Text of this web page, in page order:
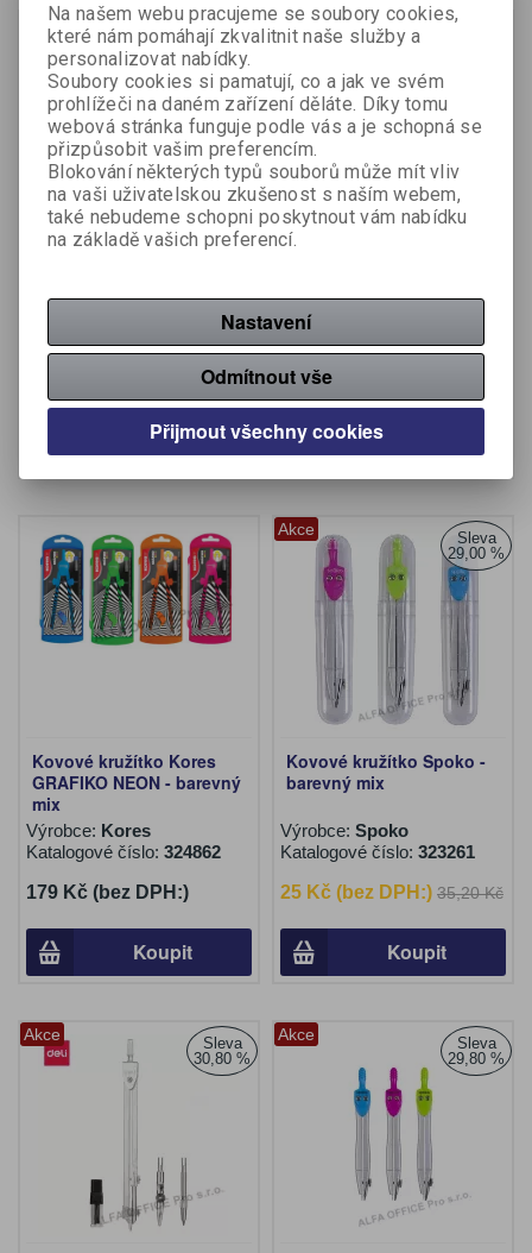
Kovové kružítko 4501
Katalogové číslo:323850
45,50 Kč (bez DPH:)
Koupit
Výrobce:
Katalogové číslo:324861
157 Kč (bez DPH:)
Kovové kružítko Kores
GRAFIKO NEON - barevný
mix
Výrobce: Kores
Katalogové číslo: 324862
179 Kč (bez DPH:)
Koupit
Akce
Sleva
29,00 %
Kovové kružítko Spoko -
barevný mix
Výrobce: Spoko
Katalogové číslo: 323261
25 Kč (bez DPH:) 35,20 Kč
Koupit
Akce
Sleva
30,80 %
Akce
Sleva
29,80 %
Na našem webu pracujeme se soubory cookies,
které nám pomáhají zkvalitnit naše služby a
personalizovat nabídky.
Soubory cookies si pamatují, co a jak ve svém
prohlížeči na daném zařízení děláte. Díky tomu
webová stránka funguje podle vás a je schopná se
přizpůsobit vašim preferencím.
Blokování některých typů souborů může mít vliv
na vaši uživatelskou zkušenost s naším webem,
také nebudeme schopni poskytnout vám nabídku
na základě vašich preferencí.
Nastavení
Odmítnout vše
Přijmout všechny cookies